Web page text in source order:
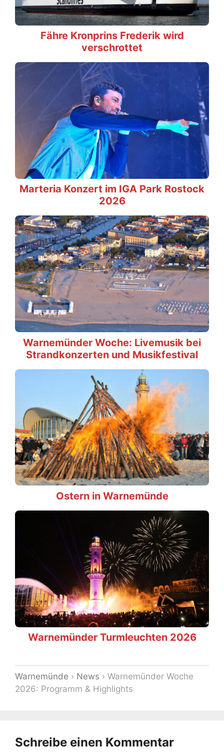
Fähre Kronprins Frederik wird
verschrottet
Marteria Konzert im IGA Park Rostock
2026
Warnemünder Woche: Livemusik bei
Strandkonzerten und Musikfestival
Ostern in Warnemünde
Warnemünder Turmleuchten 2026
Warnemünde › News › Warnemünder Woche
2026: Programm & Highlights
Schreibe einen Kommentar